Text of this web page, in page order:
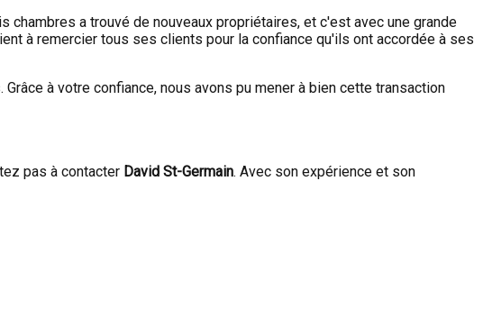
a trouvé de nouveaux propriétaires, et c'est avec une grande
à remercier tous ses clients pour la confiance qu'ils ont accordée à ses
à votre confiance, nous avons pu mener à bien cette transaction
pas à contacter David St-Germain. Avec son expérience et son